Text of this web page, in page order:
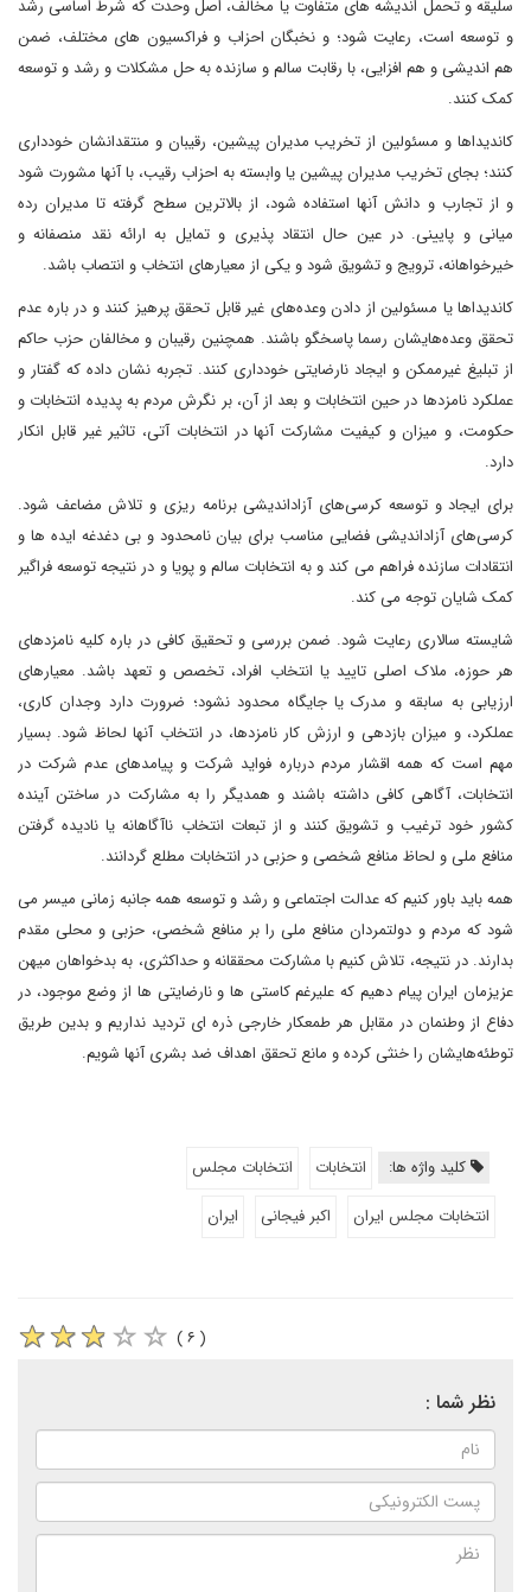
سلیقه و تحمل اندیشه های متفاوت یا مخالف، اصل وحدت که شرط اساسی رشد
و توسعه است، رعایت شود؛ و نخبگان احزاب و فراکسیون های مختلف، ضمن
هم اندیشی و هم افزایی، با رقابت سالم و سازنده به حل مشکلات و رشد و توسعه
کمک کنند.
کاندیداها و مسئولین از تخریب مدیران پیشین، رقیبان و منتقدانشان خودداری
کنند؛ بجای تخریب مدیران پیشین یا وابسته به احزاب رقیب، با آنها مشورت شود
و از تجارب و دانش آنها استفاده شود، از بالاترین سطح گرفته تا مدیران رده
میانی و پایینی. در عین حال انتقاد پذیری و تمایل به ارائه نقد منصفانه و
خیرخواهانه، ترویج و تشویق شود و یکی از معیارهای انتخاب و انتصاب باشد.
کاندیداها یا مسئولین از دادن وعده‌های غیر قابل تحقق پرهیز کنند و در باره عدم
تحقق وعده‌هایشان رسما پاسخگو باشند. همچنین رقیبان و مخالفان حزب حاکم
از تبلیغ غیرممکن و ایجاد نارضایتی خودداری کنند. تجربه نشان داده که گفتار و
عملکرد نامزدها در حین انتخابات و بعد از آن، بر نگرش مردم به پدیده انتخابات و
حکومت، و میزان و کیفیت مشارکت آنها در انتخابات آتی، تاثیر غیر قابل انکار
دارد.
برای ایجاد و توسعه کرسی‌های آزاداندیشی برنامه ریزی و تلاش مضاعف شود.
کرسی‌های آزاداندیشی فضایی مناسب برای بیان نامحدود و بی دغدغه ایده ها و
انتقادات سازنده فراهم می کند و به انتخابات سالم و پویا و در نتیجه توسعه فراگیر
کمک شایان توجه می کند.
شایسته سالاری رعایت شود. ضمن بررسی و تحقیق کافی در باره کلیه نامزدهای
هر حوزه، ملاک اصلی تایید یا انتخاب افراد، تخصص و تعهد باشد. معیارهای
ارزیابی به سابقه و مدرک یا جایگاه محدود نشود؛ ضرورت دارد وجدان کاری،
عملکرد، و میزان بازدهی و ارزش کار نامزدها، در انتخاب آنها لحاظ شود. بسیار
مهم است که همه اقشار مردم درباره فواید شرکت و پیامدهای عدم شرکت در
انتخابات، آگاهی کافی داشته باشند و همدیگر را به مشارکت در ساختن آینده
کشور خود ترغیب و تشویق کنند و از تبعات انتخاب ناآگاهانه یا نادیده گرفتن
منافع ملی و لحاظ منافع شخصی و حزبی در انتخابات مطلع گردانند.
همه باید باور کنیم که عدالت اجتماعی و رشد و توسعه همه جانبه زمانی میسر می
شود که مردم و دولتمردان منافع ملی را بر منافع شخصی، حزبی و محلی مقدم
بدارند. در نتیجه، تلاش کنیم با مشارکت محققانه و حداکثری، به بدخواهان میهن
عزیزمان ایران پیام دهیم که علیرغم کاستی ها و نارضایتی ها‌ از وضع موجود، در
دفاع از وطنمان در مقابل هر طمعکار خارجی ذره ای تردید نداریم و بدین طریق
توطئه‌هایشان را خنثی کرده و مانع تحقق اهداف ضد بشری آنها شویم.
کلید واژه ها: انتخابات
انتخابات مجلس
انتخابات مجلس ایران
اکبر فیجانی ایران
( ۶ )
نظر شما :